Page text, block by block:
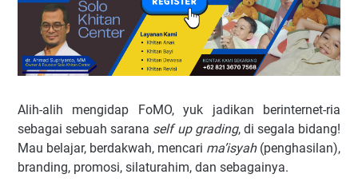
Alih-alih mengidap FoMO, yuk jadikan berinternet-ria
sebagai sebuah sarana self up grading, di segala bidang!
Mau belajar, berdakwah, mencari ma’isyah(penghasilan),
branding, promosi, silaturahim, dan sebagainya.